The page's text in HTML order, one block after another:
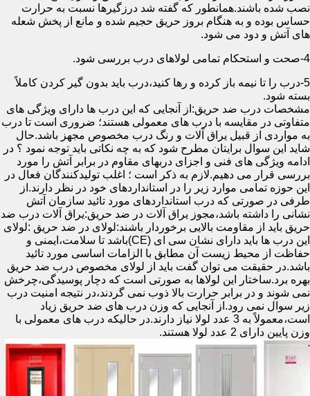
نصب شده باشند.همانطور که گفته شد درزگیرها نسبت به حرارت
حساس بوده و به هنگام بروز حریق حجیم شده و مانع از پخش شعله
های آتش و دود می شود.
4-صحت و استحکام تمامی لولاهای درب بررسی شود.
5-درب را تا نیمه باز کرده و رها کنید،درب باید بدون گیر کردن کاملاً
بسته شود.
مشخصات درب ضد حریق:از آنجایی که این درب ها دارای ویژگی های
متفاوتی در مقایسه با درب های معمولی هستند؛ ضروری است تا درب
به مواردی از قبیل یراق آلات و رنگ درب مخصوص مجهز باشد.حال
شاید این سوال برایتان مطرح شود که به چه نکاتی باید توجه نمود ؟ در
ادامه ویژگی های فنی و اجزای دربهای مقاوم در برابر آتش را مورد
بررسی قرار می دهیم.لازم به ذکر است ؛ اغلب تولیدکنندگان فعال در
این حوزه تمامی موارد زیر را در استانداردهای خود در نظر دارند.از
طرفی در صورتی که درب استانداردهای مورد تائید سازمان آتش
نشانی را داشته باشد،مجوز یراق آلات در ضد حریق:یراق آلات درب ضد
حریق باید از مقاومت بالایی برخوردار باشند:لولای در ضد حریق :لولای
این درب ها باید دارای نشان سی ای (CE)باشد تا سلامت،ایمنی و
حفاظت از محیط زیست آن مطابق با الزامات اساسی مورد تائید
باشد.در حقیقت می توان گفت باید از لولای مخصوص درب ضد حریق
بهره برد.ساختار این لولاها به صورتی است که دچار پوسیدگی،چرخش
نمی شوند و در برابر حرارت بالا ذوب نمی گردند،در نتیجه امنیت درب
زیر سوال نمی رود.از آنجایی که وزن درب های ضد حریق زیاد
است،معمولاً به 3 عدد لولا نیاز دارند.در حالیکه درب های معمولی با
وزن پایین دارای 2 عدد لولا هستند.